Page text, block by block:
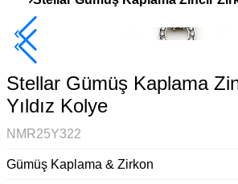
2+ Ürüne +%10
Stellar Gümüş Kaplama
Yıldız Kolye
NMR25Y322
Gümüş Kaplama & Zirkon